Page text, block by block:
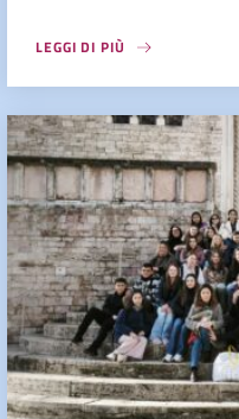
LEGGI DI PIÙ